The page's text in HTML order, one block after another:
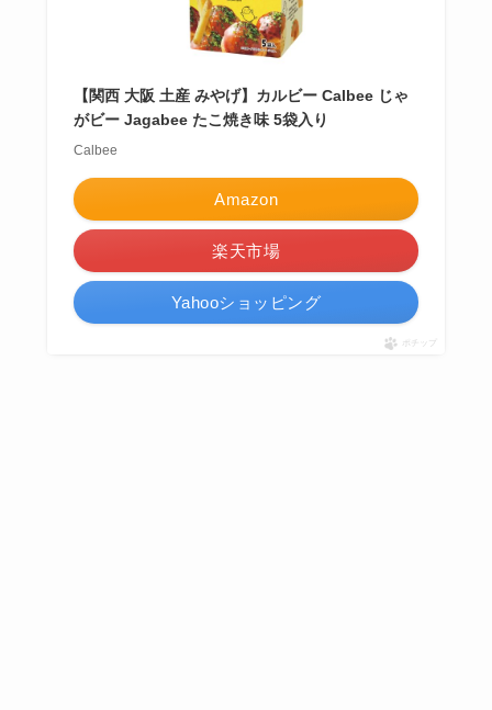
【関西 大阪 土産 みやげ】カルビー Calbee じゃ
がビー Jagabee たこ焼き味 5袋入り
Calbee
Amazon
楽天市場
Yahooショッピング
ポチップ